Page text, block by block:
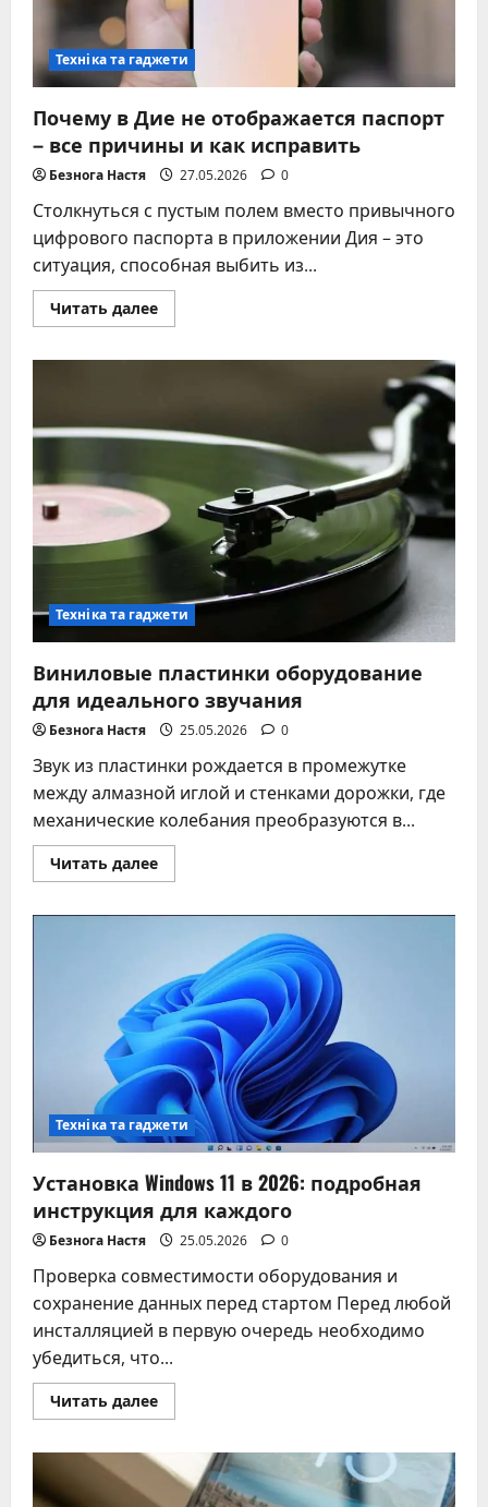
Техніка та гаджети
Почему в Дие не отображается паспорт
– все причины и как исправить
Безнога Настя 27.05.2026 0
Столкнуться с пустым полем вместо привычного
цифрового паспорта в приложении Дия – это
ситуация, способная выбить из...
Читать далееПрочитать
больше
паспорт
–
причины
как
исправить
Техніка та гаджети
Виниловые пластинки оборудование
для идеального звучания
Безнога Настя 25.05.2026 0
Звук из пластинки рождается в промежутке
между алмазной иглой и стенками дорожки, где
механические колебания преобразуются в...
Читать далееПрочитать
больше
пластинки
оборудование
идеального
звучания
Техніка та гаджети
Установка Windows 11 в 2026: подробная
инструкция для каждого
Безнога Настя 25.05.2026 0
Проверка совместимости оборудования и
сохранение данных перед стартом Перед любой
инсталляцией в первую очередь необходимо
убедиться, что...
Читать далееПрочитать
больше
Windows
11